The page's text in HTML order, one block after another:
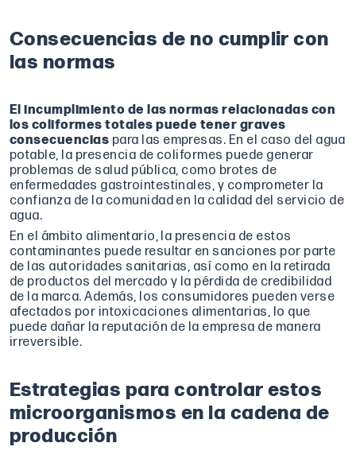
Consecuencias de no cumplir con
las normas
El incumplimiento de las normas relacionadas con
los coliformes totales puede tener graves
consecuencias para las empresas. En el caso del agua
potable, la presencia de coliformes puede generar
problemas de salud pública, como brotes de
enfermedades gastrointestinales, y comprometer la
confianza de la comunidad en la calidad del servicio de
agua.
En el ámbito alimentario, la presencia de estos
contaminantes puede resultar en sanciones por parte
de las autoridades sanitarias, así como en la retirada
de productos del mercado y la pérdida de credibilidad
de la marca. Además, los consumidores pueden verse
afectados por intoxicaciones alimentarias, lo que
puede dañar la reputación de la empresa de manera
irreversible.
Estrategias para controlar estos
microorganismos en la cadena de
producción